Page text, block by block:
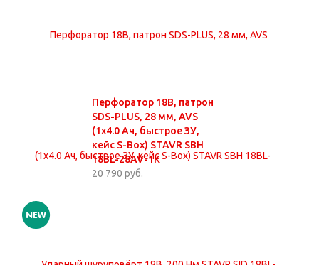
Перфоратор 18В, патрон
SDS-PLUS, 28 мм, AVS
(1х4.0 Ач, быстрое ЗУ,
кейс S-Box) STAVR SBH
18BL-28AV-1K
20 790 руб.